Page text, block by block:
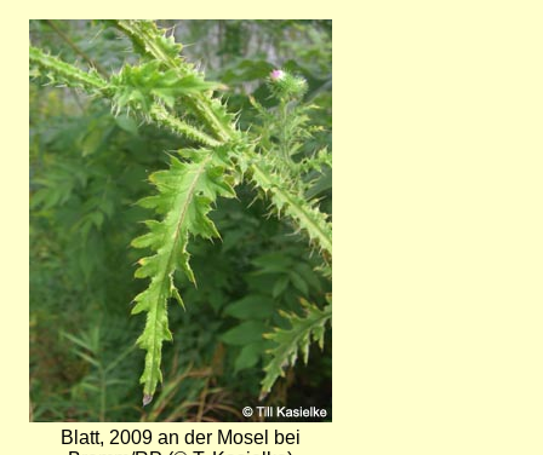
Bild
Blatt, 2009 an der Mosel bei